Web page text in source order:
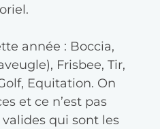
année : Boccia,
Frisbee, Tir,
Equitation. On
et ce n’est pas
qui sont les